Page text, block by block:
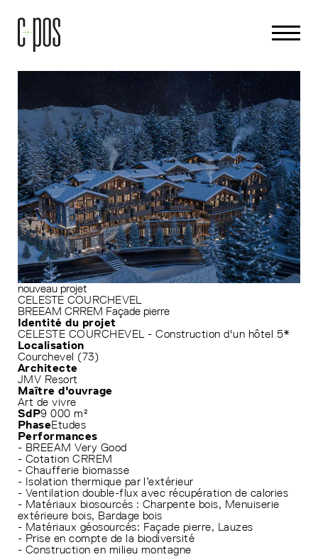
nouveau projet
CELESTE COURCHEVEL
BREEAM CRREM Façade pierre
Identité du projet
CELESTE COURCHEVEL - Construction d'un hôtel 5*
Localisation
Courchevel (73)
Architecte
JMV Resort
Maître d'ouvrage
Art de vivre
SdP9 000 m²
PhaseEtudes
Performances
- BREEAM Very Good
- Cotation CRREM
- Chaufferie biomasse
- Isolation thermique par l’extérieur
- Ventilation double-flux avec récupération de calories
- Matériaux biosourcés : Charpente bois, Menuiserie
extérieure bois, Bardage bois
- Matériaux géosourcés: Façade pierre, Lauzes
- Prise en compte de la biodiversité
- Construction en milieu montagne